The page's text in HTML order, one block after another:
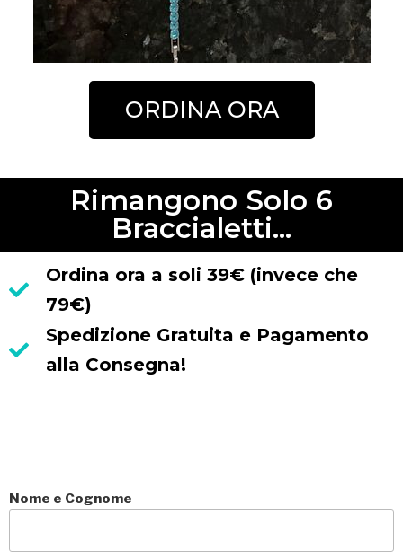
ORDINA ORA
Rimangono Solo 6
Braccialetti...
Ordina ora a soli 39€ (invece che
79€)
Spedizione Gratuita e Pagamento
alla Consegna!
Nome e Cognome